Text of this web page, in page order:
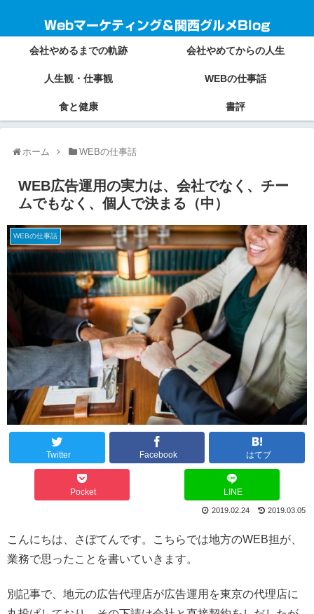
Webマーケティング＆関西グルメBlog
会社やめるまでの軌跡 会社やめてからの人生
人生観・仕事観 WEBの仕事話
食と健康 書評
ホーム WEBの仕事話
WEB広告運用の実力は、会社でなく、チー
ムでもなく、個人で決まる（中）
WEBの仕事話
Twitter Facebook はてブ
Pocket LINE
2019.03.05
2019.02.24
こんにちは、さぼてんです。こちらでは地方のWEB担が、
業務で思ったことを書いていきます。
別記事で、地元の広告代理店が広告運用を東京の代理店に